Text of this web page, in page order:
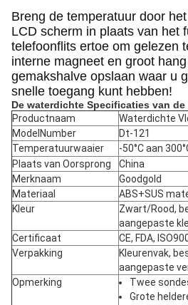
Breng de temperatuur door
LCD scherm in plaats van het
telefoonflits ertoe om gelezen
interne magneet en groot
gemakshalve opslaan waar u
snelle toegang kunt hebben!
De waterdichte Specificaties van de
Productnaam
Waterdichte
ModelNumber
Dt-121
Temperatuurwaaier
-50°C aan
Plaats van Oorsprong
China
Merknaam
Goodgold
Materiaal
ABS+SUS
Kleur
Zwart/Rood,
aangepaste
Certificaat
CE, FDA,
Verpakking
Kleurenvak,
aangepaste
Opmerking
Twee
Grote